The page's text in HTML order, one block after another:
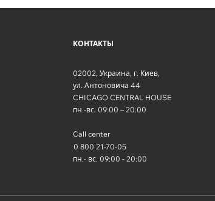
КОНТАКТЫ
02002,Украина, г. Киев,
ул. Антоновича 44
CHICAGO CENTRAL HOUSE
пн.-вс. 09:00 – 20:00
Call center
0 800 21-70-05
пн.- вс. 09:00 - 20:00